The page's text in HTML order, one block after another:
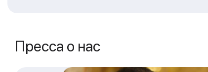
Пресса о нас